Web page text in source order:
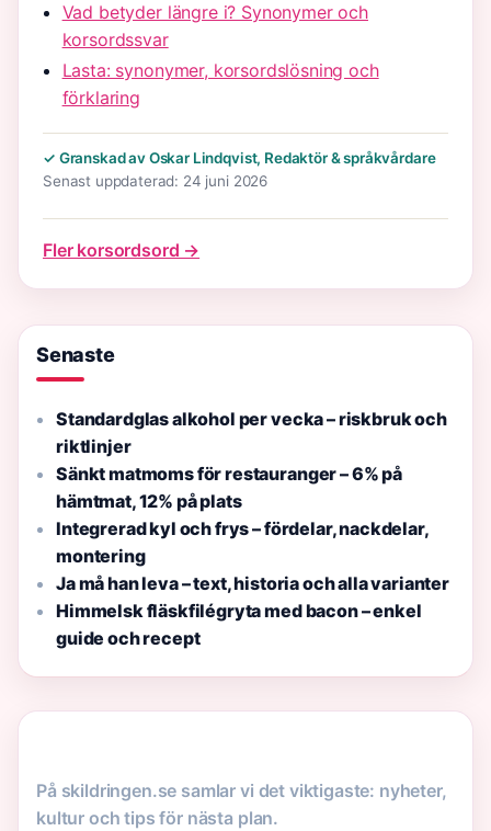
Vad betyder längre i? Synonymer och
korsordssvar
Lasta: synonymer, korsordslösning och
förklaring
✓ Granskad av Oskar Lindqvist, Redaktör & språkvårdare
Senast uppdaterad: 24 juni 2026
Fler korsordsord →
Senaste
Standardglas alkohol per vecka – riskbruk och
riktlinjer
Sänkt matmoms för restauranger – 6% på
hämtmat, 12% på plats
Integrerad kyl och frys – fördelar, nackdelar,
montering
Ja må han leva – text, historia och alla varianter
Himmelsk fläskfilégryta med bacon – enkel
guide och recept
På skildringen.se samlar vi det viktigaste: nyheter,
kultur och tips för nästa plan.